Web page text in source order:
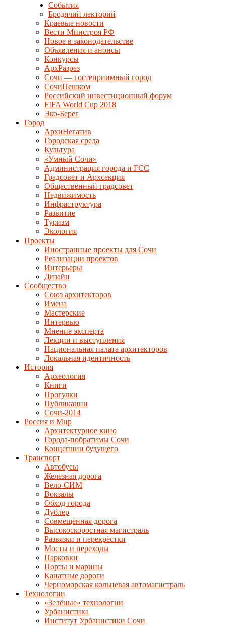
События
Бродячий лекторий
Краевые новости
Вести Минстроя РФ
Новое в законодательстве
Объявления и анонсы
Конкурсы
АрхРазрез
Сочи — гостеприимный город
СочиПешком
Российский инвестиционный форум
FIFA World Cup 2018
Эко-Берег
Город
АрхиНегатив
Городская среда
Культура
«Умный Сочи»
Администрация города и ГСС
Градсовет и Архсекция
Общественный градсовет
Недвижимость
Инфраструктура
Развитие
Туризм
Экология
Проекты
Иностранные проекты для Сочи
Реализации проектов
Интерьеры
Дизайн
Сообщество
Союз архитекторов
Имена
Мастерские
Интервью
Мнение эксперта
Лекции и выступления
Национальная палата архитекторов
Локальная идентичность
История
Археология
Книги
Прогулки
Публикации
Сочи-2014
Россия и Мир
Архитектурное кино
Города-побратимы Сочи
Концепции будущего
Транспорт
Автобусы
Железная дорога
Вело-СИМ
Вокзалы
Обход города
Дублер
Совмещённая дорога
Высокоскоростная магистраль
Развязки и перекрёстки
Мосты и переходы
Парковки
Порты и марины
Канатные дороги
Черноморская кольцевая автомагистраль
Технологии
«Зелёные» технологии
Урбанистика
Институт Урбанистики Сочи